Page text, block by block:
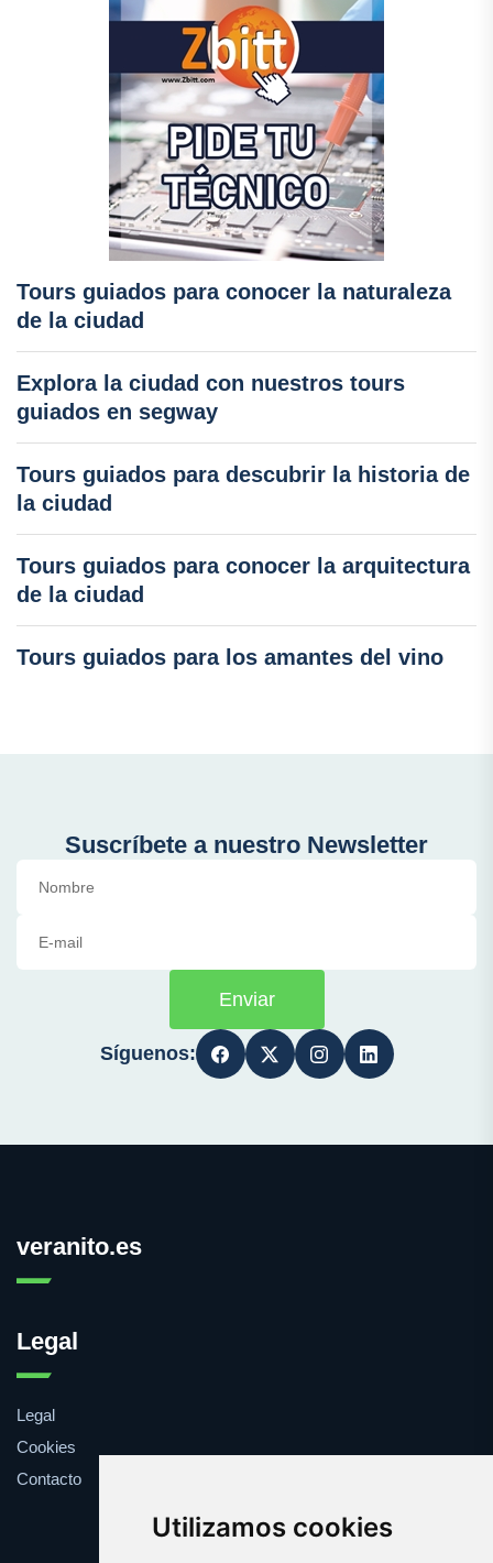
Utilizamos cookies
Tours guiados para conocer la naturaleza
de la ciudad
Explora la ciudad con nuestros tours
guiados en segway
Tours guiados para descubrir la historia de
la ciudad
Tours guiados para conocer la arquitectura
de la ciudad
Tours guiados para los amantes del vino
Suscríbete a nuestro Newsletter
Enviar
Síguenos:
veranito.es
Legal
Legal
Cookies
Contacto